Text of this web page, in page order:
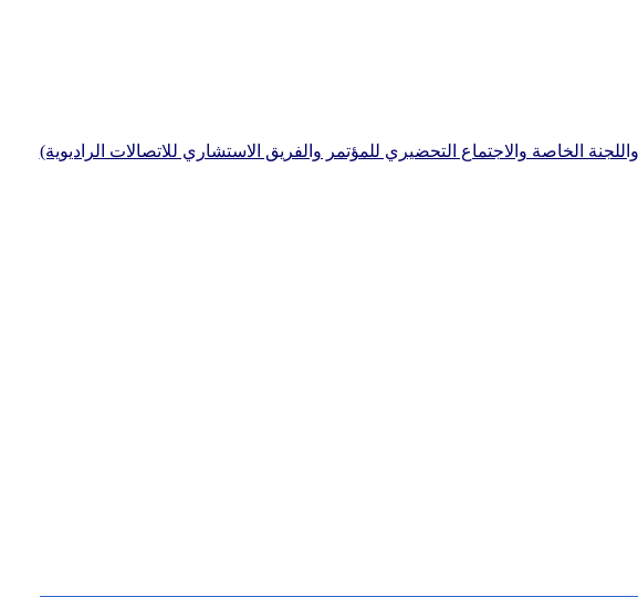
الخاصة والاجتماع التحضيري للمؤتمر والفريق الاستشاري للاتصالات الراديوية)